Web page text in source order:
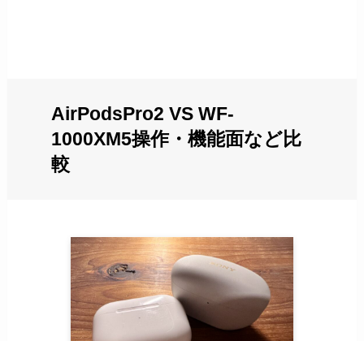
AirPodsPro2 VS WF-
1000XM5操作・機能面など比
較